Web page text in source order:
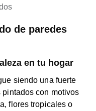
de paredes
en tu hogar
siendo una fuerte
con motivos
flores tropicales o